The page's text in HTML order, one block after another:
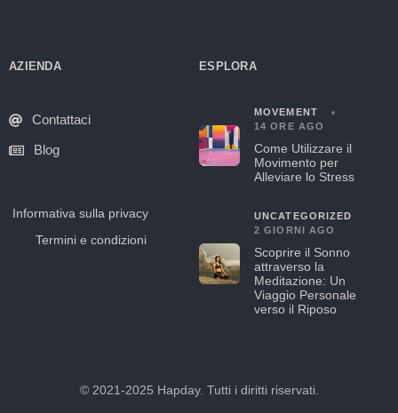
AZIENDA
Contattaci
Blog
Informativa sulla privacy
Termini e condizioni
ESPLORA
MOVEMENT
14 ORE AGO
Come Utilizzare il
Movimento per
Alleviare lo Stress
UNCATEGORIZED
2 GIORNI AGO
Scoprire il Sonno
attraverso la
Meditazione: Un
Viaggio Personale
verso il Riposo
© 2021-2025 Hapday. Tutti i diritti riservati.